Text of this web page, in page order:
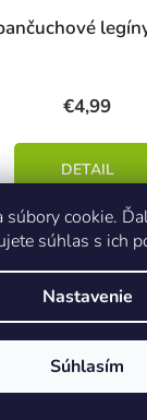
súbory cookie.
súhlas s ich
Nastavenie
Súhlasím
€4,99
DETAIL